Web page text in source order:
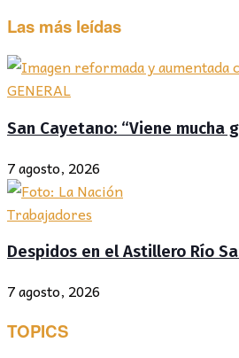
Las más leídas
GENERAL
San Cayetano: “Viene
7 agosto, 2026
Trabajadores
Despidos en el Astillero Río
7 agosto, 2026
TOPICS